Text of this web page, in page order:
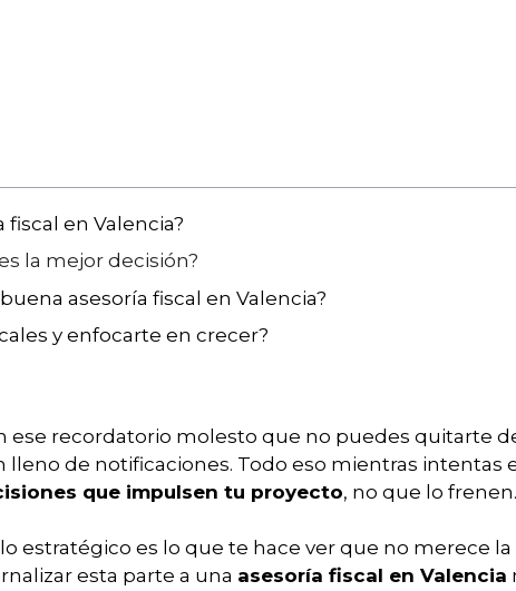
en Valencia?
la mejor decisión?
asesoría fiscal en Valencia?
y enfocarte en crecer?
ese recordatorio molesto que no puedes quitarte
de notificaciones. Todo eso mientras
que impulsen tu proyecto, no que lo frenen.
estratégico es lo que te hace ver que no merece
esta parte a una asesoría fiscal en Valencia